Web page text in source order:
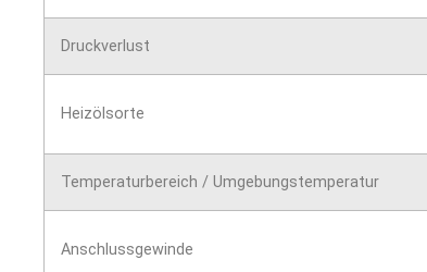
Druckverlust
Heizölsorte
Temperaturbereich / Umgebungstemperatur
Anschlussgewinde